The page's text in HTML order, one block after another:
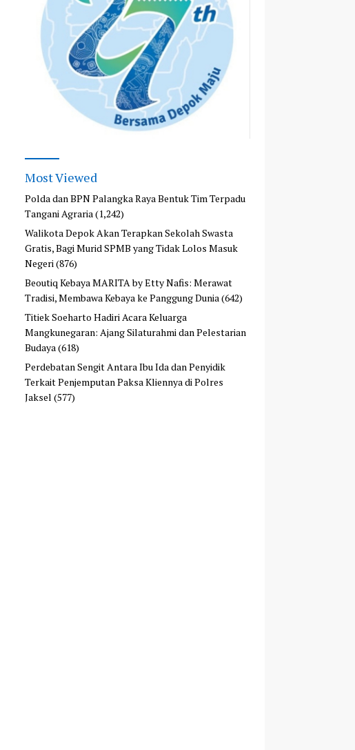
Most Viewed
Polda dan BPN Palangka Raya Bentuk Tim Terpadu
Tangani Agraria(1,242)
Walikota Depok Akan Terapkan Sekolah Swasta
Gratis, Bagi Murid SPMB yang Tidak Lolos Masuk
Negeri(876)
Beoutiq Kebaya MARITA by Etty Nafis: Merawat
Tradisi, Membawa Kebaya ke Panggung Dunia(642)
Titiek Soeharto Hadiri Acara Keluarga
Mangkunegaran: Ajang Silaturahmi dan Pelestarian
Budaya(618)
Perdebatan Sengit Antara Ibu Ida dan Penyidik
Terkait Penjemputan Paksa Kliennya di Polres
Jaksel (577)